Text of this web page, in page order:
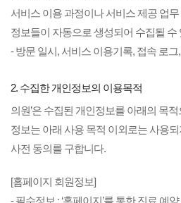
서비스 이용 과정이나 서비스 제공 업
정보들이 자동으로 생성되어 수집될 수
- 방문 일시, 서비스 이용기록, 접속 로그
2. 수집한 개인정보의 이용목적
의원’은 수집된 개인정보를 아래의 목
정보는 아래 사용 목적 이외로는 사용
사전 동의를 구합니다.
[홈페이지 회원정보]
- 필수정보 : ‘홈페이지’를 통한 진료 예